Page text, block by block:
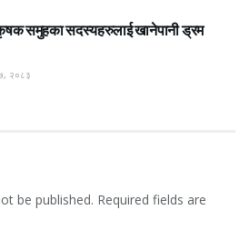
समुहका सदस्यहरुलाई खानेपानी ड्रम
२०८३
be published. Required fields are